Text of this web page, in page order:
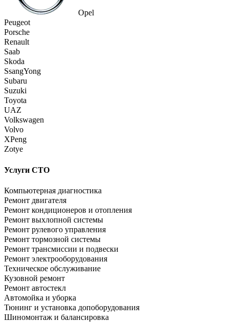
Opel
Peugeot
Porsche
Renault
Saab
Skoda
SsangYong
Subaru
Suzuki
Toyota
UAZ
Volkswagen
Volvo
XPeng
Zotye
Услуги СТО
Компьютерная диагностика
Ремонт двигателя
Ремонт кондиционеров и отопления
Ремонт выхлопной системы
Ремонт рулевого управления
Ремонт тормозной системы
Ремонт трансмиссии и подвески
Ремонт электрооборудования
Техническое обслуживание
Кузовной ремонт
Ремонт автостекл
Автомойка и уборка
Тюнинг и установка допоборудования
Шиномонтаж и балансировка